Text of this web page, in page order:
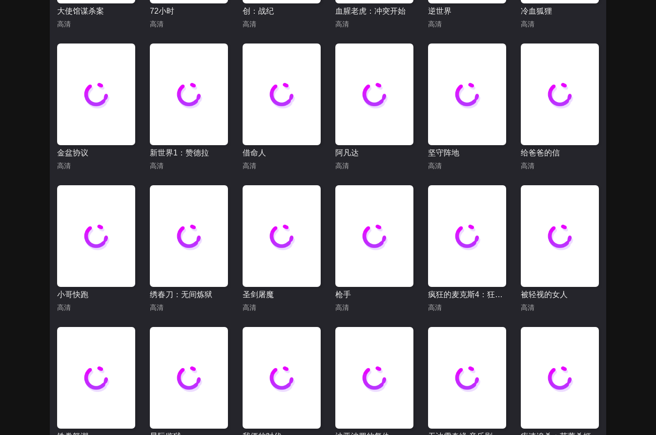
大使馆谋杀案
高清
72小时
高清
创：战纪
高清
血腥老虎：冲突开始
高清
逆世界
高清
冷血狐狸
高清
金盆协议
高清
新世界1：赞德拉
高清
借命人
高清
阿凡达
高清
坚守阵地
高清
给爸爸的信
高清
小哥快跑
高清
绣春刀：无间炼狱
高清
圣剑屠魔
高清
枪手
高清
疯狂的麦克斯4：狂暴之路
高清
被轻视的女人
高清